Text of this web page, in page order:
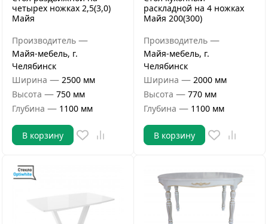
четырех ножках 2,5(3,0)
Майя
Производитель —
Майя-мебель, г.
Челябинск
Ширина — 2500 мм
Высота — 750 мм
Глубина — 1100 мм
В корзину
раскладной на 4 ножках
Майя 200(300)
Производитель —
Майя-мебель, г.
Челябинск
Ширина — 2000 мм
Высота — 770 мм
Глубина — 1100 мм
В корзину